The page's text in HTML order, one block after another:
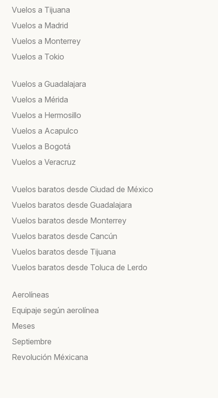
Vuelos a Tijuana
Vuelos a Madrid
Vuelos a Monterrey
Vuelos a Tokio
Vuelos a Guadalajara
Vuelos a Mérida
Vuelos a Hermosillo
Vuelos a Acapulco
Vuelos a Bogotá
Vuelos a Veracruz
Vuelos baratos desde Ciudad de México
Vuelos baratos desde Guadalajara
Vuelos baratos desde Monterrey
Vuelos baratos desde Cancún
Vuelos baratos desde Tijuana
Vuelos baratos desde Toluca de Lerdo
Aerolíneas
Equipaje según aerolínea
Meses
Septiembre
Revolución Méxicana